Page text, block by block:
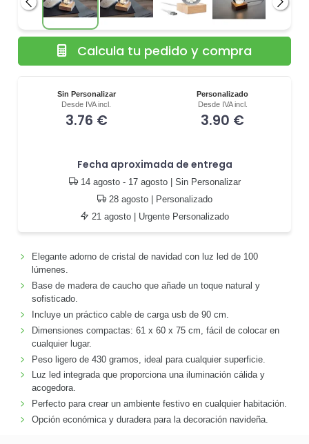
Anterior
Sin Personalizar
Desde IVA incl.
3.76 €
Personalizado
Desde IVA incl.
3.90 €
Fecha aproximada de entrega
14 agosto - 17 agosto| Sin Personalizar
28 agosto| Personalizado
21 agosto | Urgente Personalizado
Calcula tu pedido y compra
Elegante adorno de cristal de navidad con luz led de 100
lúmenes.
Base de madera de caucho que añade un toque natural y
sofisticado.
Incluye un práctico cable de carga usb de 90 cm.
Dimensiones compactas: 61 x 60 x 75 cm, fácil de colocar en
cualquier lugar.
Peso ligero de 430 gramos, ideal para cualquier superficie.
Luz led integrada que proporciona una iluminación cálida y
acogedora.
Perfecto para crear un ambiente festivo en cualquier habitación.
Opción económica y duradera para la decoración navideña.